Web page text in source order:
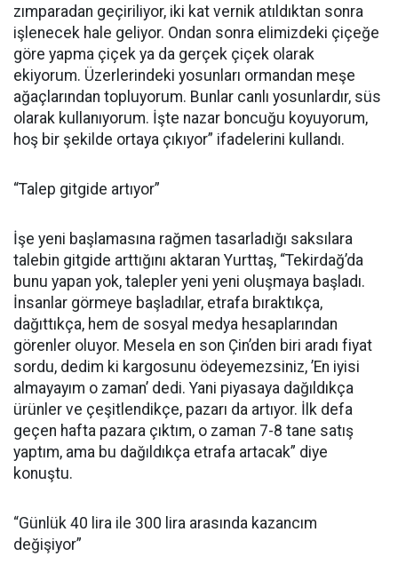
zımparadan geçiriliyor, iki kat vernik atıldıktan sonra
işlenecek hale geliyor. Ondan sonra elimizdeki çiçeğe
göre yapma çiçek ya da gerçek çiçek olarak
ekiyorum. Üzerlerindeki yosunları ormandan meşe
ağaçlarından topluyorum. Bunlar canlı yosunlardır, süs
olarak kullanıyorum. İşte nazar boncuğu koyuyorum,
hoş bir şekilde ortaya çıkıyor” ifadelerini kullandı.
“Talep gitgide artıyor”
İşe yeni başlamasına rağmen tasarladığı saksılara
talebin gitgide arttığını aktaran Yurttaş, “Tekirdağ’da
bunu yapan yok, talepler yeni yeni oluşmaya başladı.
İnsanlar görmeye başladılar, etrafa bıraktıkça,
dağıttıkça, hem de sosyal medya hesaplarından
görenler oluyor. Mesela en son Çin’den biri aradı fiyat
sordu, dedim ki kargosunu ödeyemezsiniz, ’En iyisi
almayayım o zaman’ dedi. Yani piyasaya dağıldıkça
ürünler ve çeşitlendikçe, pazarı da artıyor. İlk defa
geçen hafta pazara çıktım, o zaman 7-8 tane satış
yaptım, ama bu dağıldıkça etrafa artacak” diye
konuştu.
“Günlük 40 lira ile 300 lira arasında kazancım
değişiyor”